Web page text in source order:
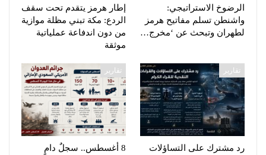
الرضوخ الاستراتيجي:
واشنطن تسلم مفاتيح هرمز
لطهران وتبحث عن ‘مخرج…
إطار هرمز يتقدم تحت سقف
الردع: مكة تبني مظلة موازية
من دون اندفاعة عملياتية
موثقة
تقارير
رد مشترك على التساؤلات
تقارير
8 أغسطس.. سجلٌ دامٍ